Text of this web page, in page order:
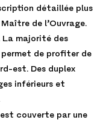
détaillée plus
de l’Ouvrage.
La majorité des
de profiter de
est. Des duplex
inférieurs et
couverte par une